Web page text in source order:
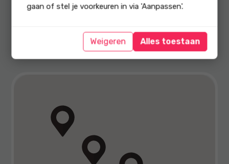
gaan of stel je voorkeuren in via 'Aanpassen'.
Weigeren Alles toestaan